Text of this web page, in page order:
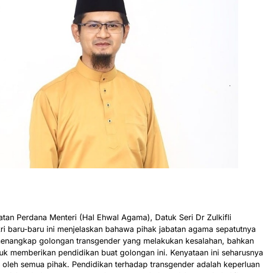
Perdana Menteri (Hal Ehwal Agama), Datuk Seri Dr Zulkifli
baru-baru ini menjelaskan bahawa pihak jabatan agama sepatutnya
golongan transgender yang melakukan kesalahan, bahkan
memberikan pendidikan buat golongan ini. Kenyataan ini seharusnya
semua pihak. Pendidikan terhadap transgender adalah keperluan